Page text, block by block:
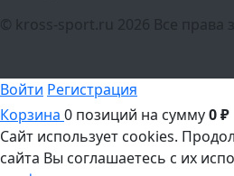
© kross-sport.ru
2026 Все права
Войти Регистрация
Корзина 0 позиций на сумму0 ₽
Сайт использует cookies.
сайта Вы соглашаетесь с их